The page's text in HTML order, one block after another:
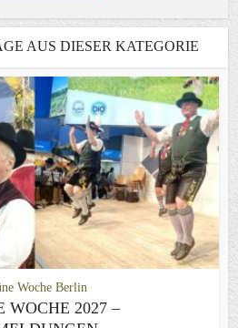
AUS DIESER KATEGORIE
Woche Berlin
WOCHE 2027 –